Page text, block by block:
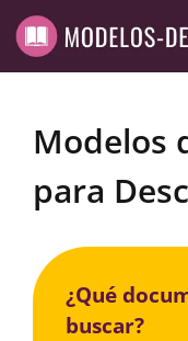
Saltar
al
contenido
Modelos
para
¿Qué
buscar?